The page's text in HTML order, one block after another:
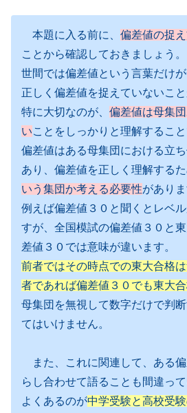
本題に入る前に、 偏差値の捉
ことから確認しておきましょう。
世間では偏差値という言葉だけが
正しく偏差値を捉えていないこと
特に大切なのが、 偏差値は母集
いことをしっかりと理解すること
偏差値はある母集団における立
あり、偏差値を正しく理解する
いう集団か考える必要性がありま
例えば偏差値３０と聞くとレベ
すが、全国模試の偏差値３０と
差値３０では意味が違います。
前者ではその時点での東大合格
者であれば偏差値３０でも東大
母集団を無視して数字だけで判
てはいけません。
また、これに関連して、ある
らし合わせて語ることも間違って
よくあるのが中学受験と高校受